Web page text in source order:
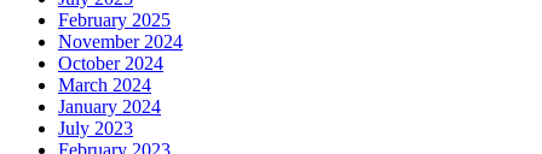
February 2025
November 2024
October 2024
March 2024
January 2024
July 2023
February 2023